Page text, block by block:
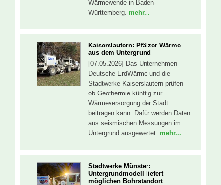
Wärmewende in Baden-
Württemberg. mehr...
Kaiserslautern: Pfälzer Wärme
aus dem Untergrund
[07.05.2026] Das Unternehmen
Deutsche ErdWärme und die
Stadtwerke Kaiserslautern prüfen,
ob Geothermie künftig zur
Wärmeversorgung der Stadt
beitragen kann. Dafür werden Daten
aus seismischen Messungen im
Untergrund ausgewertet. mehr...
Stadtwerke Münster:
Untergrundmodell liefert
möglichen Bohrstandort